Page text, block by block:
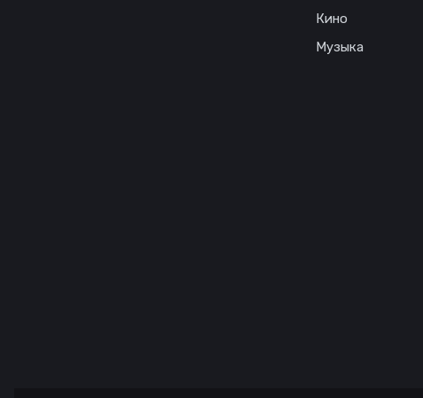
Кино
Музыка